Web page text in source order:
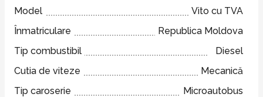
Model
Vito cu TVA
Înmatriculare
Republica Moldova
Tip combustibil
Diesel
Cutia de viteze
Mecanică
Tip caroserie
Microautobus